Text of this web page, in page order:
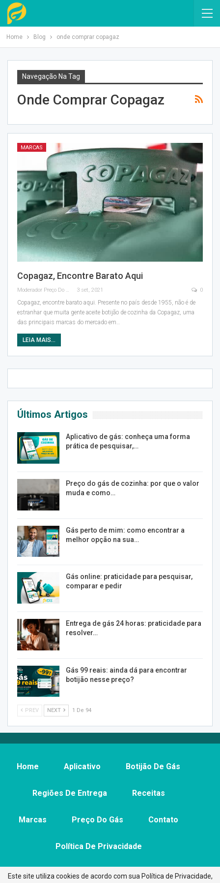
Home Blog onde comprar copagaz
Navegação Na Tag
Onde Comprar Copagaz
MARCAS
Copagaz, Encontre Barato Aqui
Moderador Preço Do Gás 3 set, 2021 0
Copagaz, encontre barato aqui. Presente no país desde 1955, não é de
estranhar que muita gente aceite botijão de cozinha da Copagaz, uma
das principais marcas do mercado em…
LEIA MAIS...
Últimos Artigos
Aplicativo de gás: conheça uma forma
prática de pesquisar,…
Preço do gás de cozinha: por que o valor
muda e como…
Gás perto de mim: como encontrar a
melhor opção na sua…
Gás online: praticidade para pesquisar,
comparar e pedir
Entrega de gás 24 horas: praticidade para
resolver…
Gás 99 reais: ainda dá para encontrar
botijão nesse preço?
PREV NEXT 1 De 94
Home Aplicativo Botijão De Gás
Regiões De Entrega Receitas
Marcas Preço Do Gás Contato
Política De Privacidade
Este site utiliza cookies de acordo com sua Política de Privacidade,